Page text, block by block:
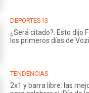
DEPORTES13
¿Será citado?: Esto dijo
los primeros días de
TENDENCIAS
2x1 y barra libre: las